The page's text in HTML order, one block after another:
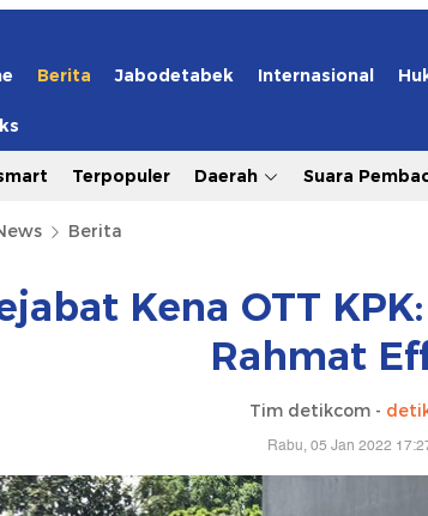
Berita Jabodetabek Internasional
Terpopuler Daerah Suara
Berita
Kena OTT
Rahmat
Tim detikcom -
Rabu, 05 Jan 2022